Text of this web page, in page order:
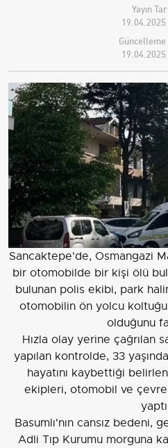
Yayın
19.04.2025
19.04.2025
Sancaktepe'de, Osmangazi
bir otomobilde bir kişi ölü
bulunan polis ekibi, park
otomobilin ön yolcu
olduğunu
Hızla olay yerine çağrılan
yapılan kontrolde, 33
hayatını kaybettiği
ekipleri, otomobil ve
Basumlı'nın cansız bedeni,
Adli Tıp Kurumu morguna